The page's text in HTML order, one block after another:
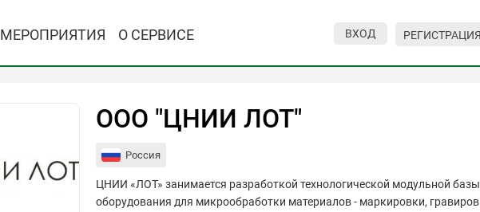
МЕРОПРИЯТИЯ О СЕРВИСЕ ВХОД
ООО "ЦНИИ ЛОТ"
Россия
ЦНИИ «ЛОТ» занимается разработкой технологической модульной
оборудования для микрообработки материалов - маркировки,